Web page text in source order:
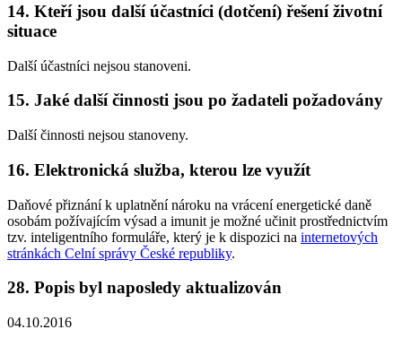
14. Kteří jsou další účastníci (dotčení) řešení životní
situace
Další účastníci nejsou stanoveni.
15. Jaké další činnosti jsou po žadateli požadovány
Další činnosti nejsou stanoveny.
16. Elektronická služba, kterou lze využít
Daňové přiznání k uplatnění nároku na vrácení energetické daně
osobám požívajícím výsad a imunit je možné učinit prostřednictvím
tzv. inteligentního formuláře, který je k dispozici na internetových
stránkách Celní správy České republiky.
28. Popis byl naposledy aktualizován
04.10.2016